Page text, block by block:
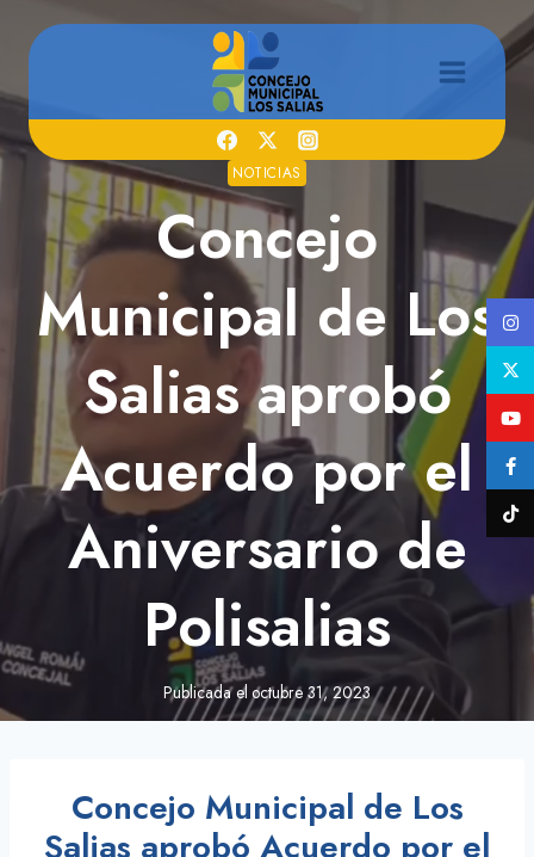
NOTICIAS
Concejo
Municipal de Los
Salias aprobó
Acuerdo por el
Aniversario de
Polisalias
Publicada el octubre 31, 2023
Concejo Municipal de Los
Salias aprobó Acuerdo por el